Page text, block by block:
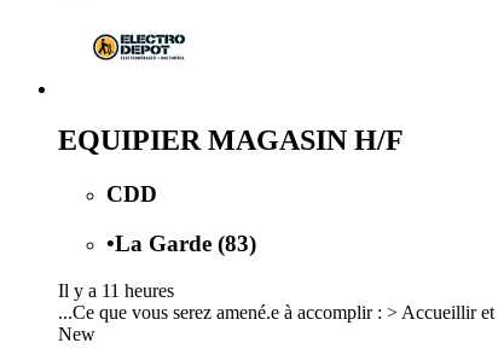
EQUIPIER MAGASIN H/F
CDD
•La Garde (83)
Il y a 11 heures
...Ce que vous serez amené.e à accomplir : > Accueillir et
New